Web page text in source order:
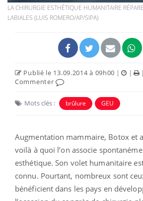
LA CHIRURGIE ESTHÉTIQUE HUMANITAIRE
LABIALES (LUIS ROMERO/AP/SIPA)
Publié le 13.09.2014 à 09h00 | |
Commenter
Mots clés : brûlure GEU
Augmentation mammaire, Botox et
voilà à quoi l’on associe
esthétique. Son volet humanitaire
connu. Pourtant, nombreux sont
bénéficient dans les pays en